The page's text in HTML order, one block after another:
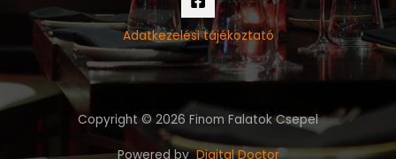
Adatkezelési tájékoztató
Copyright © 2026 Finom Falatok Csepel
Powered byDigital Doctor